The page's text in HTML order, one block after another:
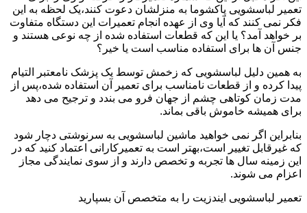
تعمیر لباسشویی پاکشوما به منزلشان دعوت کنند،یک لحظه به این
فکر نمی کنند که آیا وی از عهده انجام تعمیرات این دستگاه متفاوت
بر خواهد آمد؟ یا این که قطعات استفاده شده از چه نوعی هستند و
جنس آن ها برای استفاده مناسب است یا خیر؟
به همین دلیل لباسشویی که زخمش توسط یک پزشک نامعتبر التیام
پیدا کرده و از قطعات نامناسب برای تعمیر آن استفاده شده،پس از
مدت زمان کوتاهی چشم از جهان فرو می بندد و ترجیح می دهد
برای همیشه خاموش باقی بماند.
بنابراین اگر نمی خواهید ماشین لباسشویی به سرنوشتی دچار شود
که غیرقابل تغییر است،بهتر است به تعمیرکارانی اعتماد کنید که در
این زمینه سال ها تجربه و تخصص دارند و از سوی نمایندگی مجاز
اعزام می شوند.
تعمیر لباسشویی ایندزیت را به متخصص آن بسپارید